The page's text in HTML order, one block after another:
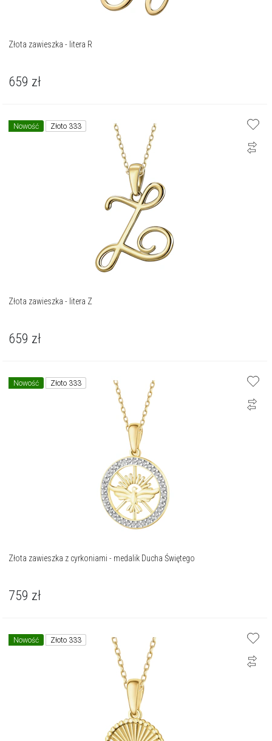
Złota zawieszka - litera R
659 zł
Nowość Złoto 333
Złota zawieszka - litera Z
659 zł
Nowość Złoto 333
Złota zawieszka z cyrkoniami - medalik Ducha Świętego
759 zł
Nowość Złoto 333